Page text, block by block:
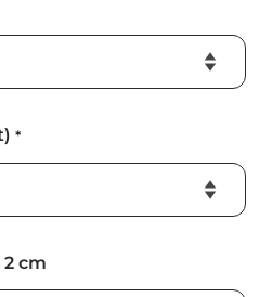
*
cm